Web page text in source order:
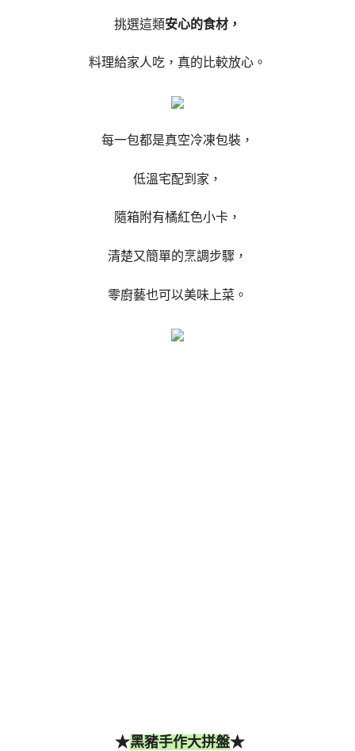
挑選這類安心的食材，
料理給家人吃，真的比較放心。
每一包都是真空冷凍包裝，
低溫宅配到家，
隨箱附有橘紅色小卡，
清楚又簡單的烹調步驟，
零廚藝也可以美味上菜。
★黑豬手作大拼盤★